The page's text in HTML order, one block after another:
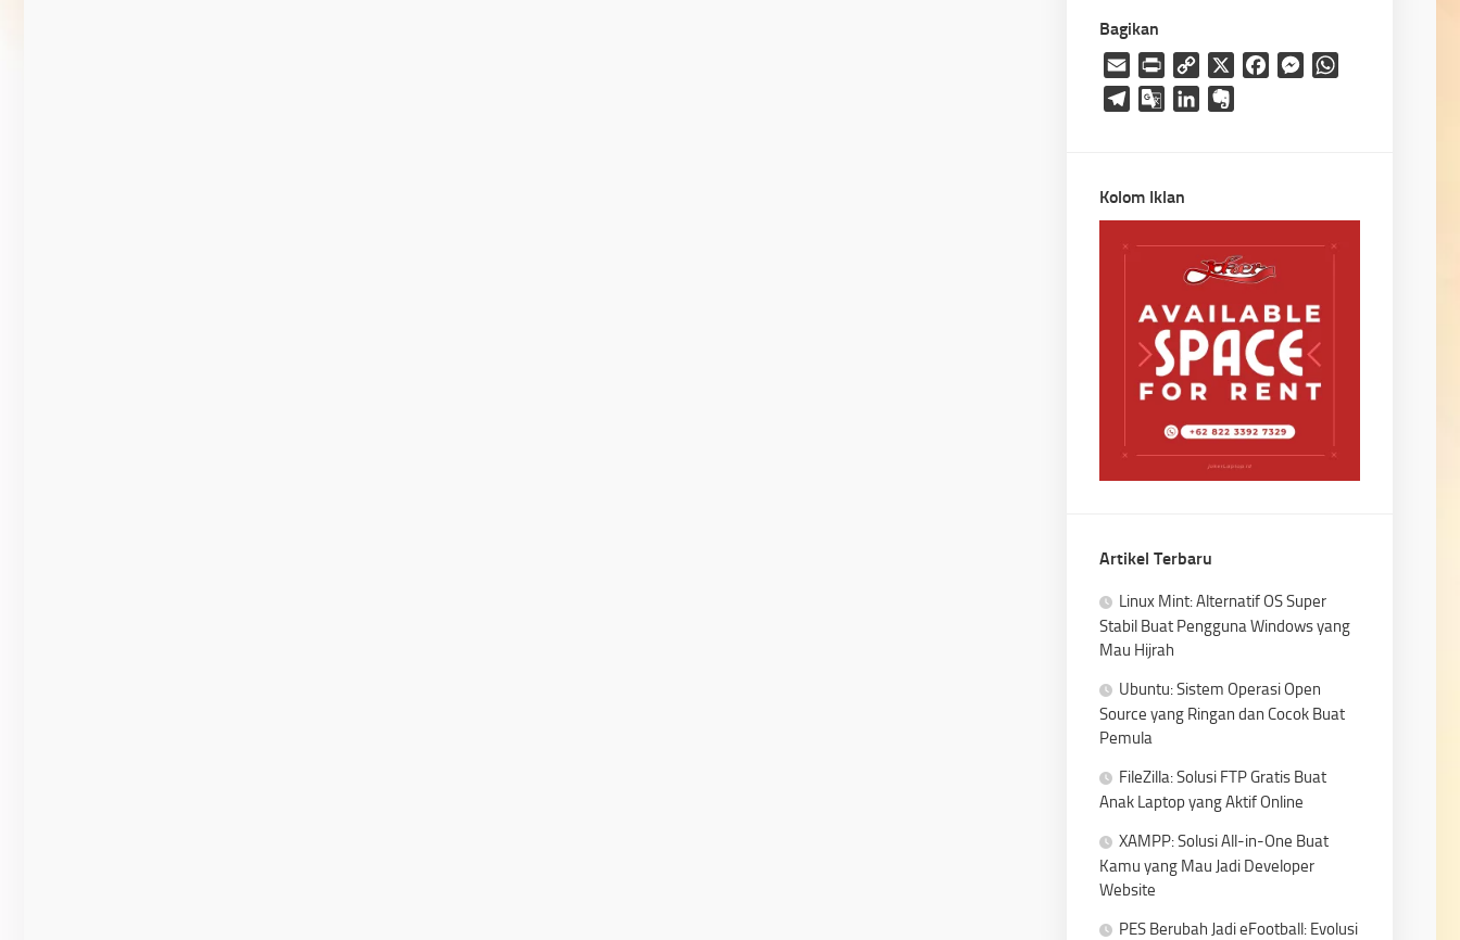
Bagikan
Email
Print
Copy
Link
FacebookMessenger
TelegramGoogleLinkedIn
Kolom Iklan
Artikel Terbaru
Linux Mint: Alternatif OS Super
Stabil Buat Pengguna Windows yang
Mau Hijrah
Ubuntu: Sistem Operasi Open
Source yang Ringan dan Cocok Buat
Pemula
FileZilla: Solusi FTP Gratis Buat
Anak Laptop yang Aktif Online
XAMPP: Solusi All-in-One Buat
Kamu yang Mau Jadi Developer
Website
PES Berubah Jadi eFootball: Evolusi